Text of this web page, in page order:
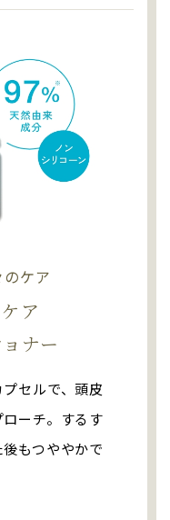
ケア
ア
ナー
セルで、頭皮
ーチ。するす
もつややかで